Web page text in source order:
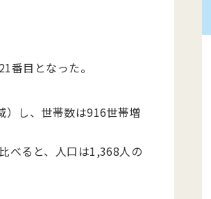
番目となった。
し、世帯数は916世帯増
べると、人口は1,368人の